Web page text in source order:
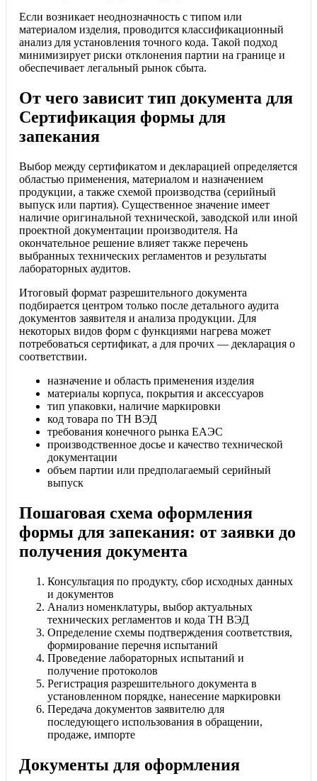
Если возникает неоднозначность с типом или
материалом изделия, проводится классификационный
анализ для установления точного кода. Такой подход
минимизирует риски отклонения партии на границе и
обеспечивает легальный рынок сбыта.
От чего зависит тип документа для
Сертификация формы для
запекания
Выбор между сертификатом и декларацией определяется
областью применения, материалом и назначением
продукции, а также схемой производства (серийный
выпуск или партия). Существенное значение имеет
наличие оригинальной технической, заводской или иной
проектной документации производителя. На
окончательное решение влияет также перечень
выбранных технических регламентов и результаты
лабораторных аудитов.
Итоговый формат разрешительного документа
подбирается центром только после детального аудита
документов заявителя и анализа продукции. Для
некоторых видов форм с функциями нагрева может
потребоваться сертификат, а для прочих — декларация о
соответствии.
назначение и область применения изделия
материалы корпуса, покрытия и аксессуаров
тип упаковки, наличие маркировки
код товара по ТН ВЭД
требования конечного рынка ЕАЭС
производственное досье и качество технической
документации
объем партии или предполагаемый серийный
выпуск
Пошаговая схема оформления
формы для запекания: от заявки до
получения документа
Консультация по продукту, сбор исходных данных
и документов
Анализ номенклатуры, выбор актуальных
технических регламентов и кода ТН ВЭД
Определение схемы подтверждения соответствия,
формирование перечня испытаний
Проведение лабораторных испытаний и
получение протоколов
Регистрация разрешительного документа в
установленном порядке, нанесение маркировки
Передача документов заявителю для
последующего использования в обращении,
продаже, импорте
Документы для оформления